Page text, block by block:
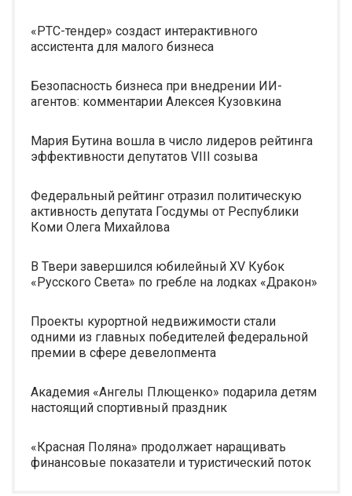
«РТС-тендер» создаст интерактивного
ассистента для малого бизнеса
Безопасность бизнеса при внедрении ИИ-
агентов: комментарии Алексея Кузовкина
Мария Бутина вошла в число лидеров рейтинга
эффективности депутатов VIII созыва
Федеральный рейтинг отразил политическую
активность депутата Госдумы от Республики
Коми Олега Михайлова
В Твери завершился юбилейный XV Кубок
«Русского Света» по гребле на лодках «Дракон»
Проекты курортной недвижимости стали
одними из главных победителей федеральной
премии в сфере девелопмента
Академия «Ангелы Плющенко» подарила детям
настоящий спортивный праздник
«Красная Поляна» продолжает наращивать
финансовые показатели и туристический поток